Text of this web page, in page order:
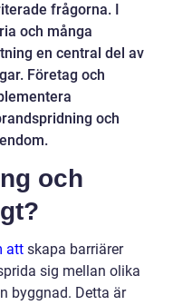
frågorna. I
och många
en central del av
Företag och
och
och
att skapa barriärer
sig mellan olika
byggnad. Detta är